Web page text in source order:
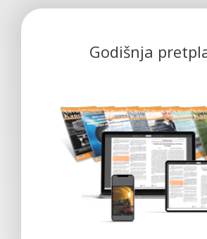
Godišnja